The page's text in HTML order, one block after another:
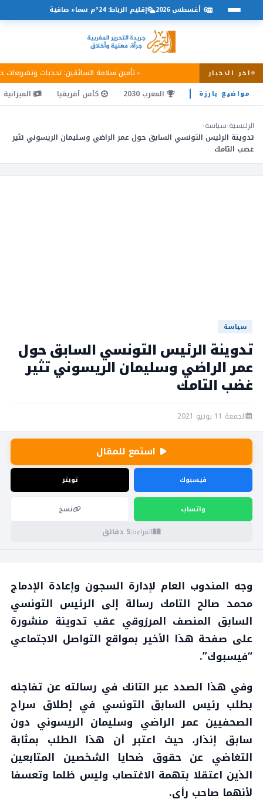
اخر الاخبار تأمين سلامة السائقين: تحديات وتشريعات
6 أغسطس 2026 إقليم الرباط: 24°م سماء صافية
مواضيع بارزة المغرب 2030 كأس أفريقيا الميزانية
الرئيسية›سياسة›
تدوينة الرئيس التونسي السابق حول عمر الراضي وسليمان الريسوني تثير
غضب التامك
سياسة
تدوينة الرئيس التونسي السابق حول
عمر الراضي وسليمان الريسوني تثير
غضب التامك
الجمعة 11 يونيو 2021
استمع للمقال
فيسبوك تويتر
واتساب نسخ
القراءة:5 دقائق
وجه المندوب العام لإدارة السجون وإعادة الإدماج
محمد صالح التامك رسالة إلى الرئيس التونسي
السابق المنصف المرزوقي عقب تدوينة منشورة
على صفحة هذا الأخير بمواقع التواصل الاجتماعي
“فيسبوك”.
وفي هذا الصدد عبر التانك في رسالته عن تفاجئه
بطلب رئيس السابق التونسي في إطلاق سراح
الصحفيين عمر الراضي وسليمان الريسوني دون
سابق إنذار، حيث اعتبر أن هذا الطلب بمثابة
التغاضي عن حقوق ضحايا الشخصين المتابعين
الذين اعتقلا بتهمة الاغتصاب وليس ظلما وتعسفا
لأنهما صاحب رأي.